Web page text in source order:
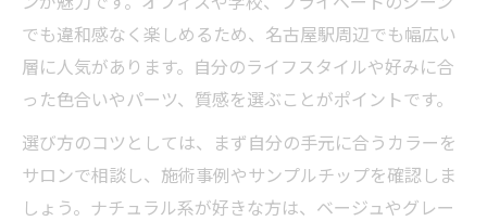
でも違和感なく楽しめるため、名古屋駅周辺でも幅広い
層に人気があります。自分のライフスタイルや好みに合
った色合いやパーツ、質感を選ぶことがポイントです。
選び方のコツとしては、まず自分の手元に合うカラーを
サロンで相談し、施術事例やサンプルチップを確認しま
しょう。ナチュラル系が好きな方は、ベージュやグレー